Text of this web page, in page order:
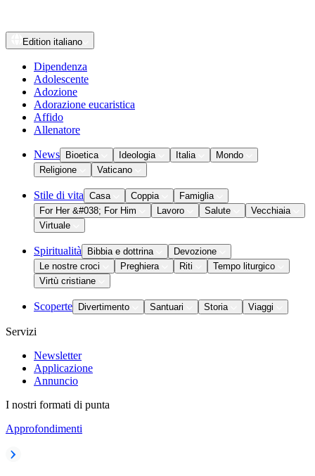
Edition italiano
Dipendenza
Adolescente
Adozione
Adorazione eucaristica
Affido
Allenatore
News Bioetica Ideologia Italia
Mondo
Religione
Vaticano
Stile di vita Casa Coppia
Famiglia
For Her &#038; For Him
Lavoro Salute
Vecchiaia
Virtuale
Spiritualità Bibbia e dottrina
Devozione
Le nostre croci
Preghiera Riti
Tempo liturgico
Virtù cristiane
Scoperte Divertimento Santuari Storia Viaggi
Servizi
Newsletter
Applicazione
Annuncio
I nostri formati di punta
Approfondimenti